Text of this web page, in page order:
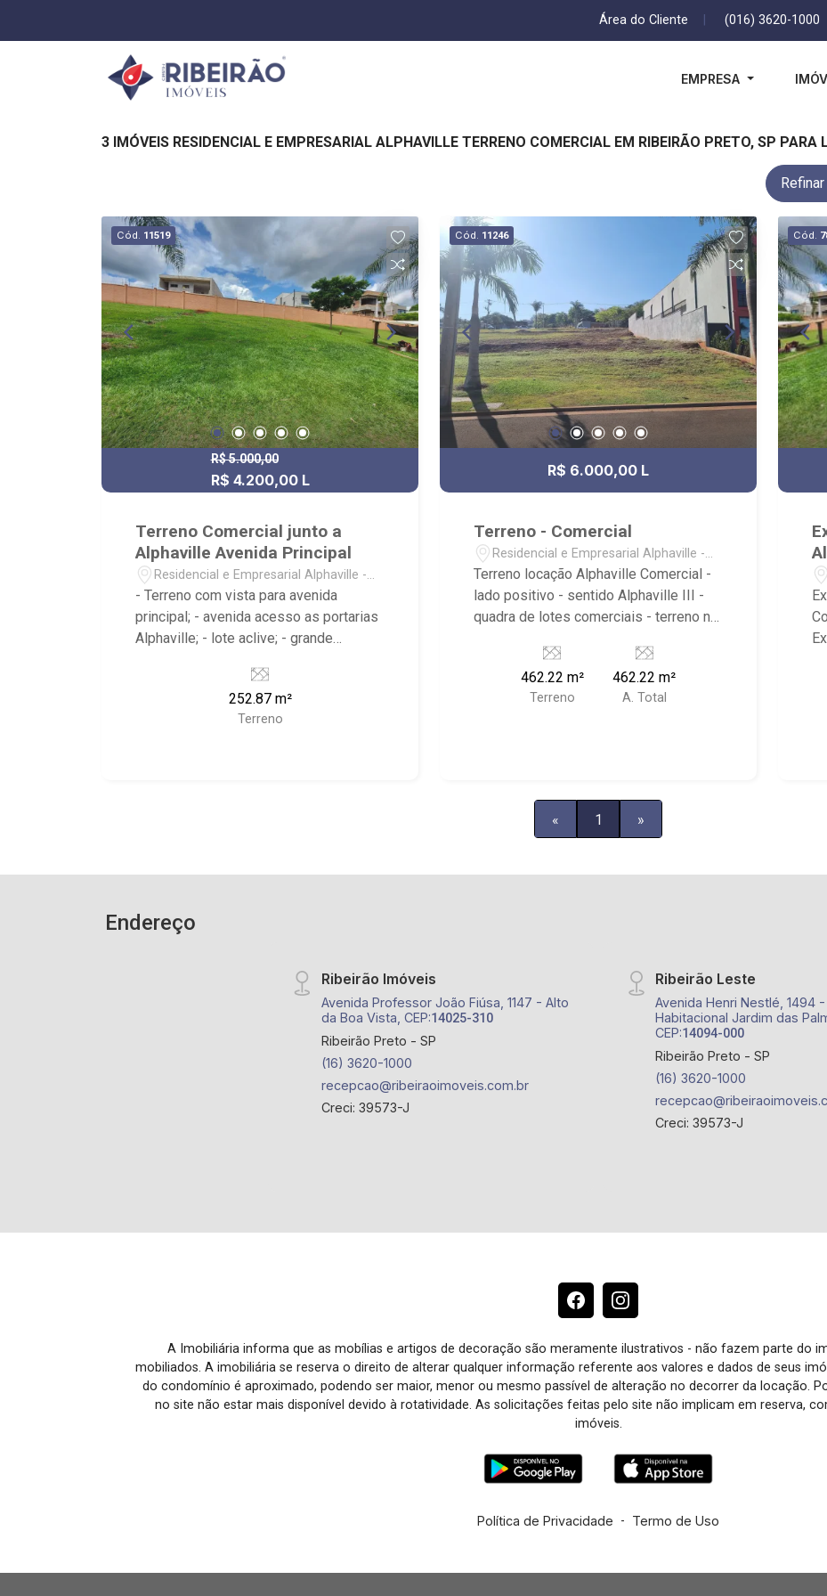
Área do Cliente (016) 3620-1000
EMPRESA
3 IMÓVEIS RESIDENCIAL E EMPRESARIAL ALPHAVILLE TERRENO COMERCIAL EM RIBEIRÃO PRETO, SP PARA
Cód. 11519
R$ 5.000,00
R$ 4.200,00 L
Terreno Comercial junto a
Alphaville Avenida Principal
Residencial e Empresarial Alphaville -
Ribeirão Preto/SP
- Terreno com vista para avenida
principal; - avenida acesso as portarias
Alphaville; - lote aclive; - grande
Ricci e também pela av. Dr. Paulo
Roberto Carlucci. - ponto ideal para
comércios como Pet Shop, Beauty
processos rápidos e eficientes; -
com foco: Zona Sul, Zona Leste, Centro
e Bonfim Paulista; - para Venda, Compra
Imóveis - sede na Av. Professor João
Fiusa e futura loja Alphaville.
252.87 m²
Terreno
Cód. 11246
R$ 6.000,00 L
Terreno - Comercial
Residencial e Empresarial Alphaville -
Ribeirão Preto/SP
Terreno locação Alphaville Comercial -
lado positivo - sentido Alphaville III -
quadra de lotes comerciais - terreno na
visibilidade dos dois sentidos - frente
face leste - quase de frente a vagas
recuadas centro comercial - ao lado do
462.22 m²
Terreno
462.22 m²
A. Total
Cód.
« 1 »
Endereço
Ribeirão Imóveis
Avenida Professor João Fiúsa, 1147 - Alto
da Boa Vista, CEP:14025-310
Ribeirão Preto - SP
(16) 3620-1000
recepcao@ribeiraoimoveis.com.br
Creci: 39573-J
Ribeirão Leste
Avenida Henri Nestlé, 1494
Habitacional Jardim das
CEP:14094-000
Ribeirão Preto - SP
(16) 3620-1000
Creci: 39573-J
A Imobiliária informa que as mobílias e artigos de decoração são meramente ilustrativos - não fazem parte do
mobiliados. A imobiliária se reserva o direito de alterar qualquer informação referente aos valores e dados de seus
do condomínio é aproximado, podendo ser maior, menor ou mesmo passível de alteração no decorrer da locação.
no site não estar mais disponível devido à rotatividade. As solicitações feitas pelo site não implicam em reserva,
imóveis.
Política de Privacidade - Termo de Uso